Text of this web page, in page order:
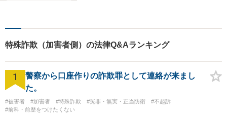
もっと身近に、相談をもっと
気軽に」を心がけております
ので、お気軽にご相談くださ
い。
特殊詐欺（加害者側）の法律Q&Aランキング
1
警察から口座作りの詐欺罪として連絡が来まし
た。
#被害者 #加害者 #特殊詐欺 #冤罪・無実・正当防衛
#不起訴
#前科・前歴をつけたくない